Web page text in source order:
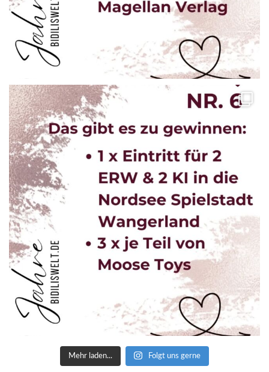
Mehr laden... Folgt uns gerne